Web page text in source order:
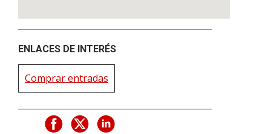
ENLACES DE INTERÉS
Comprar entradas